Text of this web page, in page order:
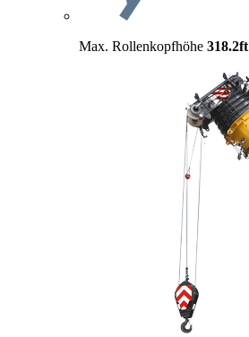
Max. Rollenkopfhöhe 318.2ft